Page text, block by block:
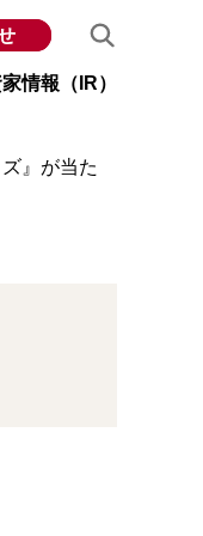
情報（IR）
』が当た